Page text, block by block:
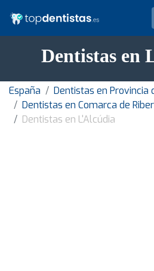
Dentistas en
España
Dentistas en Provincia
Dentistas en Comarca de
Dentistas en L'Alcúdia